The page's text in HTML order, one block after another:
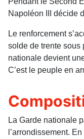
Napoléon III décide
Le renforcement
solde de trente sous
nationale devient
C’est le peuple en
La Garde nationale
l’arrondissement.